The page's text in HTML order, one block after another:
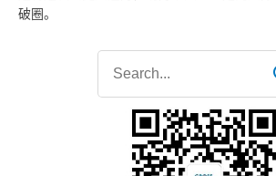
破圈。
for: